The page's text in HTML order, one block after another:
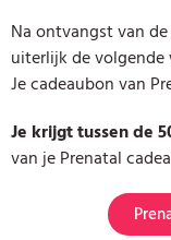
Na ontvangst van
uiterlijk de
Je cadeaubon van
Je krijgt tussen de
van je Prenatal